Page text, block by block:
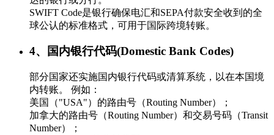
SWIFT Code是银行确保电汇和SEPA付款安全收到的全
球公认的标准格式，可用于国际跨境转账。
4、国内银行代码(Domestic Bank Codes)
部分国家还实施国内银行代码或清算系统，以在本国境
内转账。 例如：
美国（"USA"）的路由号（Routing Number）；
加拿大的路由号（Routing Number）和交易号码（Transit
Number）；